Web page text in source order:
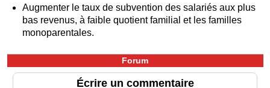
Augmenter le taux de subvention des salariés aux plus
bas revenus, à faible quotient familial et les familles
monoparentales.
Forum
Écrire un commentaire